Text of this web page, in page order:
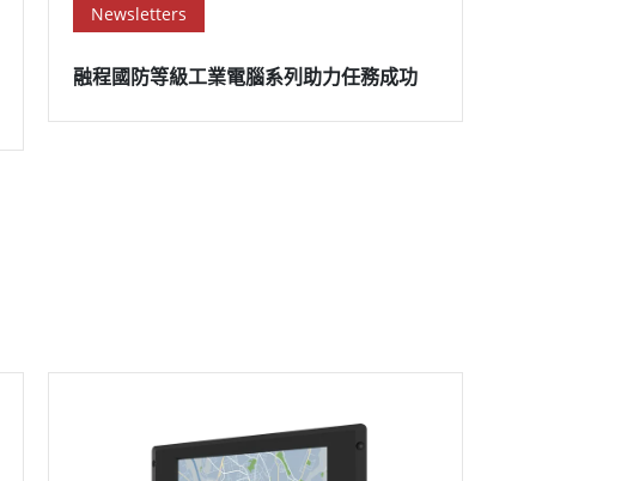
Newsletters
融程國防等級工業電腦系列助力任務成功